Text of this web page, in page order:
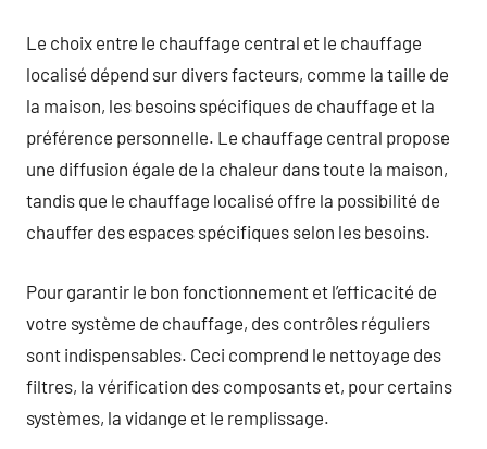
Le choix entre le chauffage central et le chauffage
localisé dépend sur divers facteurs, comme la taille de
la maison, les besoins spécifiques de chauffage et la
préférence personnelle. Le chauffage central propose
une diffusion égale de la chaleur dans toute la maison,
tandis que le chauffage localisé offre la possibilité de
chauffer des espaces spécifiques selon les besoins.
Pour garantir le bon fonctionnement et l’efficacité de
votre système de chauffage, des contrôles réguliers
sont indispensables. Ceci comprend le nettoyage des
filtres, la vérification des composants et, pour certains
systèmes, la vidange et le remplissage.